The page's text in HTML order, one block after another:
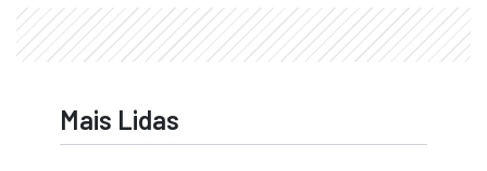
Mais Lidas